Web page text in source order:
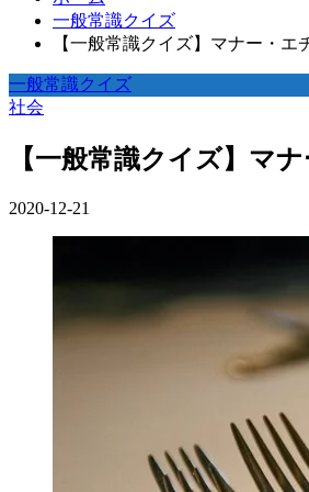
一般常識クイズ
【一般常識クイズ】マナー・エ
一般常識クイズ
社会
【一般常識クイズ】マ
2020-12-21